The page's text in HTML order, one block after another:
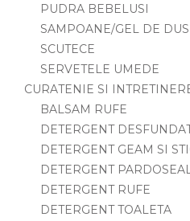
PUDRA BEBELUSI
SAMPOANE/GEL DE DUS
SCUTECE
SERVETELE UMEDE
CURATENIE SI
BALSAM RUFE
DETERGENT
DETERGENT GEAM SI
DETERGENT
DETERGENT RUFE
DETERGENT TOALETA